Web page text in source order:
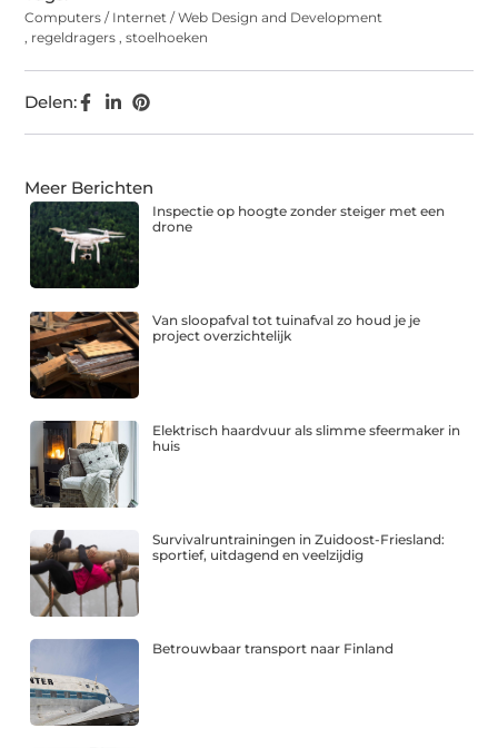
Computers / Internet / Web Design and Development
, regeldragers ,stoelhoeken
Delen:
Meer Berichten
Inspectie op hoogte zonder steiger met een
drone
Van sloopafval tot tuinafval zo houd je je
project overzichtelijk
Elektrisch haardvuur als slimme sfeermaker in
huis
Survivalruntrainingen in Zuidoost-Friesland:
sportief, uitdagend en veelzijdig
Betrouwbaar transport naar Finland